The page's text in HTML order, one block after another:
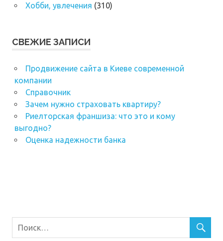
Хобби, увлечения (310)
СВЕЖИЕ ЗАПИСИ
Продвижение сайта в Киеве современной
компании
Справочник
Зачем нужно страховать квартиру?
Риелторская франшиза: что это и кому
выгодно?
Оценка надежности банка